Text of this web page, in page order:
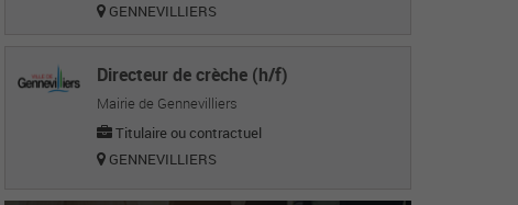
GENNEVILLIERS
Directeur de crèche (h/f)
Mairie de Gennevilliers
Titulaire ou contractuel
GENNEVILLIERS